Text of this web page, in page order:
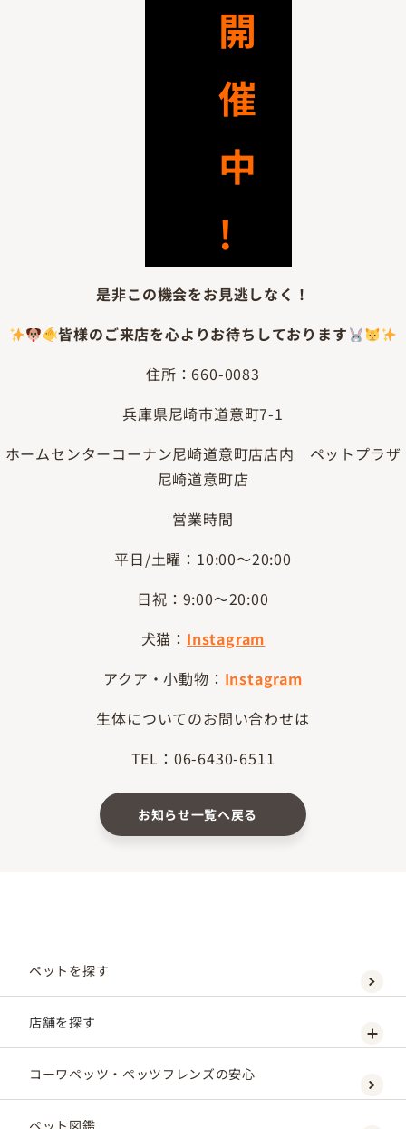
開
催
中
!
是非この機会をお見逃しなく！
皆様のご来店を心よりお待ちしております
住所：660-0083
兵庫県尼崎市道意町7-1
ホームセンターコーナン尼崎道意町店店内 ペットプラザ
尼崎道意町店
営業時間
平日/土曜：10:00～20:00
日祝：9:00～20:00
犬猫： Instagram
アクア・小動物： Instagram
生体についてのお問い合わせは
TEL：06-6430-6511
お知らせ一覧へ戻る
ペットを探す
店舗を探す
コーワペッツ・ペッツフレンズの安心